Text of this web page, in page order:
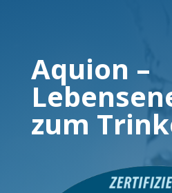
Aquion –
zum